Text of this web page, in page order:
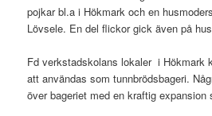
pojkar bl.a i Hökmark och en
Lövsele. En del flickor gick även på
Fd verkstadskolans lokaler i Hökmark
att användas som tunnbrödsbageri.
över bageriet med en kraftig expansion